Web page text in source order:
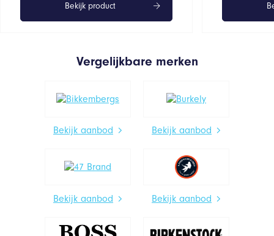
Bekijk product
Vergelijkbare merken
Bekijk aanbod Bekijk aanbod
Bekijk aanbod Bekijk aanbod